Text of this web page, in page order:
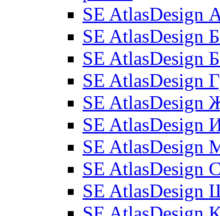
SE AtlasDesign
SE AtlasDesign
SE AtlasDesign
SE AtlasDesign
SE AtlasDesign
SE AtlasDesign
SE AtlasDesign
SE AtlasDesign
SE AtlasDesign